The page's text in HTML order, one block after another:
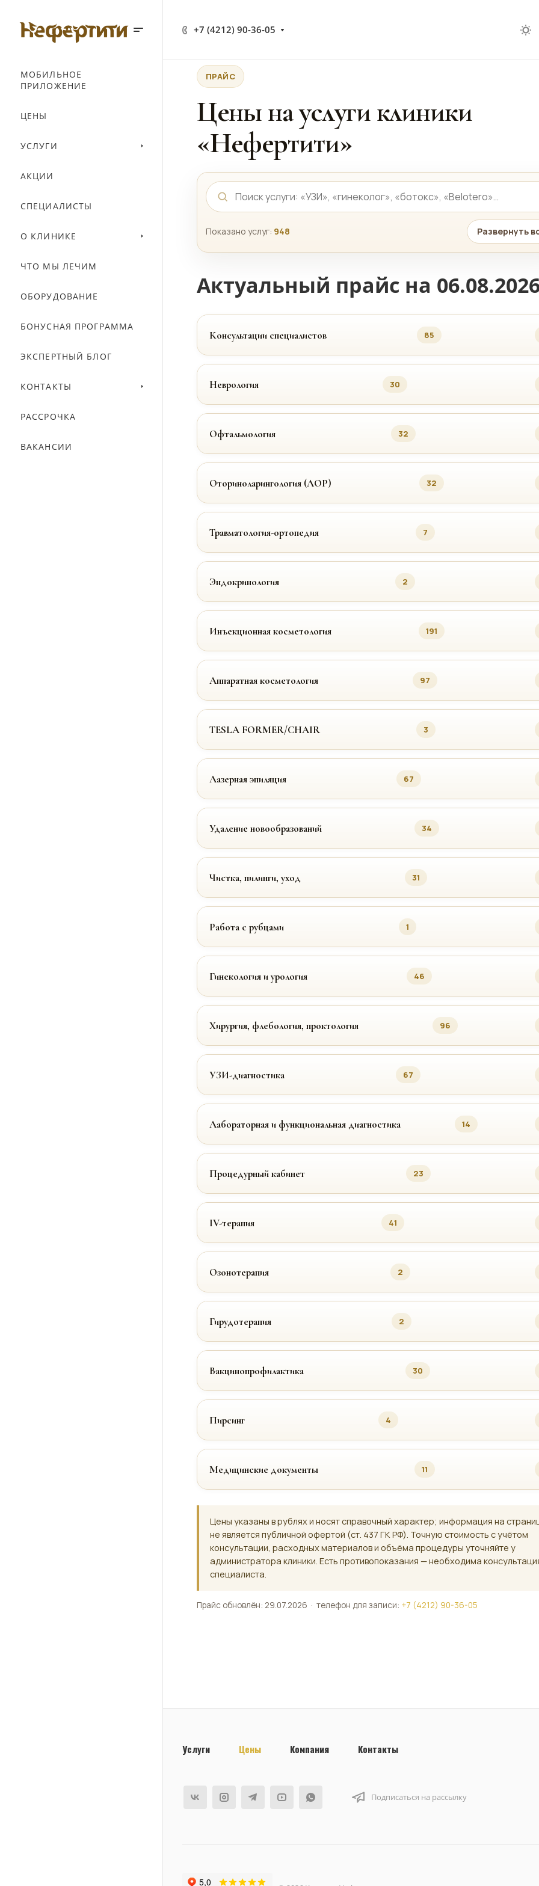
+7 (4212) 90-36-05
МОБИЛЬНОЕ
ПРИЛОЖЕНИЕ
ЦЕНЫ
УСЛУГИ
АКЦИИ
СПЕЦИАЛИСТЫ
О КЛИНИКЕ
ЧТО МЫ ЛЕЧИМ
ОБОРУДОВАНИЕ
БОНУСНАЯ ПРОГРАММА
ЭКСПЕРТНЫЙ БЛОГ
КОНТАКТЫ
РАССРОЧКА
ВАКАНСИИ
ПРАЙС
Цены на услуги клиники
«Нефертити»
Показано услуг: 948 Развернуть
Актуальный прайс на
Консультации специалистов 85
Неврология 30
Офтальмология 32
Оториноларингология (ЛОР) 32
Травматология-ортопедия 7
Эндокринология 2
Инъекционная косметология 191
Аппаратная косметология 97
TESLA FORMER/CHAIR 3
Лазерная эпиляция 67
Удаление новообразований 34
Чистка, пилинги, уход 31
Работа с рубцами 1
Гинекология и урология 46
Хирургия, флебология, проктология 96
УЗИ-диагностика 67
Лабораторная и функциональная диагностика 14
Процедурный кабинет 23
IV-терапия 41
Озонотерапия 2
Гирудотерапия 2
Вакцинопрофилактика 30
Пирсинг 4
Медицинские документы 11
Цены указаны в рублях и носят справочный характер; информация на
не является публичной офертой (ст. 437 ГК РФ). Точную стоимость с учётом
консультации, расходных материалов и объёма процедуры уточняйте у
администратора клиники. Есть противопоказания — необходима
специалиста.
Прайс обновлён: 29.07.2026 · телефон для записи: +7 (4212) 90-36-05
Услуги Цены Компания Контакты
Подписаться на рассылку